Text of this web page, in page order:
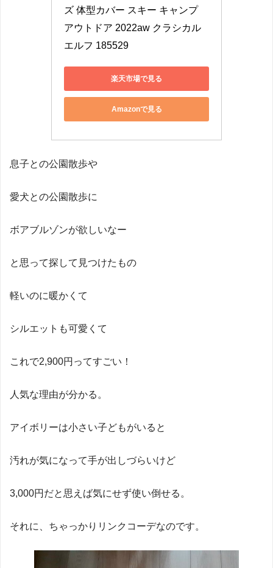
ズ 体型カバー スキー キャンプ
アウトドア 2022aw クラシカル
エルフ 185529
楽天市場で見る
Amazonで見る
息子との公園散歩や
愛犬との公園散歩に
ボアブルゾンが欲しいなー
と思って探して見つけたもの
軽いのに暖かくて
シルエットも可愛くて
これで2,900円ってすごい！
人気な理由が分かる。
アイボリーは小さい子どもがいると
汚れが気になって手が出しづらいけど
3,000円だと思えば気にせず使い倒せる。
それに、ちゃっかりリンクコーデなのです。